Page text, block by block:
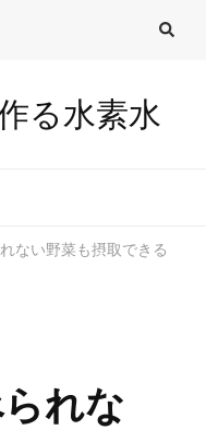
る水素水
ない野菜も摂取できる
れな